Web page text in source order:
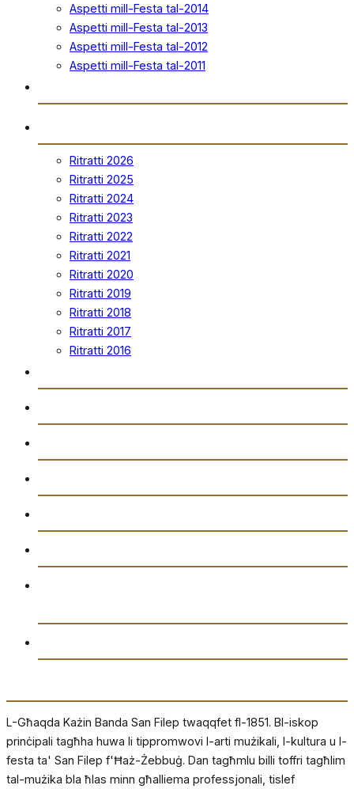
Aspetti mill-Festa tal-2014
Aspetti mill-Festa tal-2013
Aspetti mill-Festa tal-2012
Aspetti mill-Festa tal-2011
Ritratti 2026
Ritratti 2025
Ritratti 2024
Ritratti 2023
Ritratti 2022
Ritratti 2021
Ritratti 2020
Ritratti 2019
Ritratti 2018
Ritratti 2017
Ritratti 2016
L-Għaqda Każin Banda San Filep twaqqfet fl-1851. Bl-iskop
prinċipali tagħha huwa li tippromwovi l-arti mużikali, l-kultura u l-
festa ta' San Filep f'Ħaż-Żebbuġ. Dan tagħmlu billi toffri tagħlim
tal-mużika bla ħlas minn għalliema professjonali, tislef